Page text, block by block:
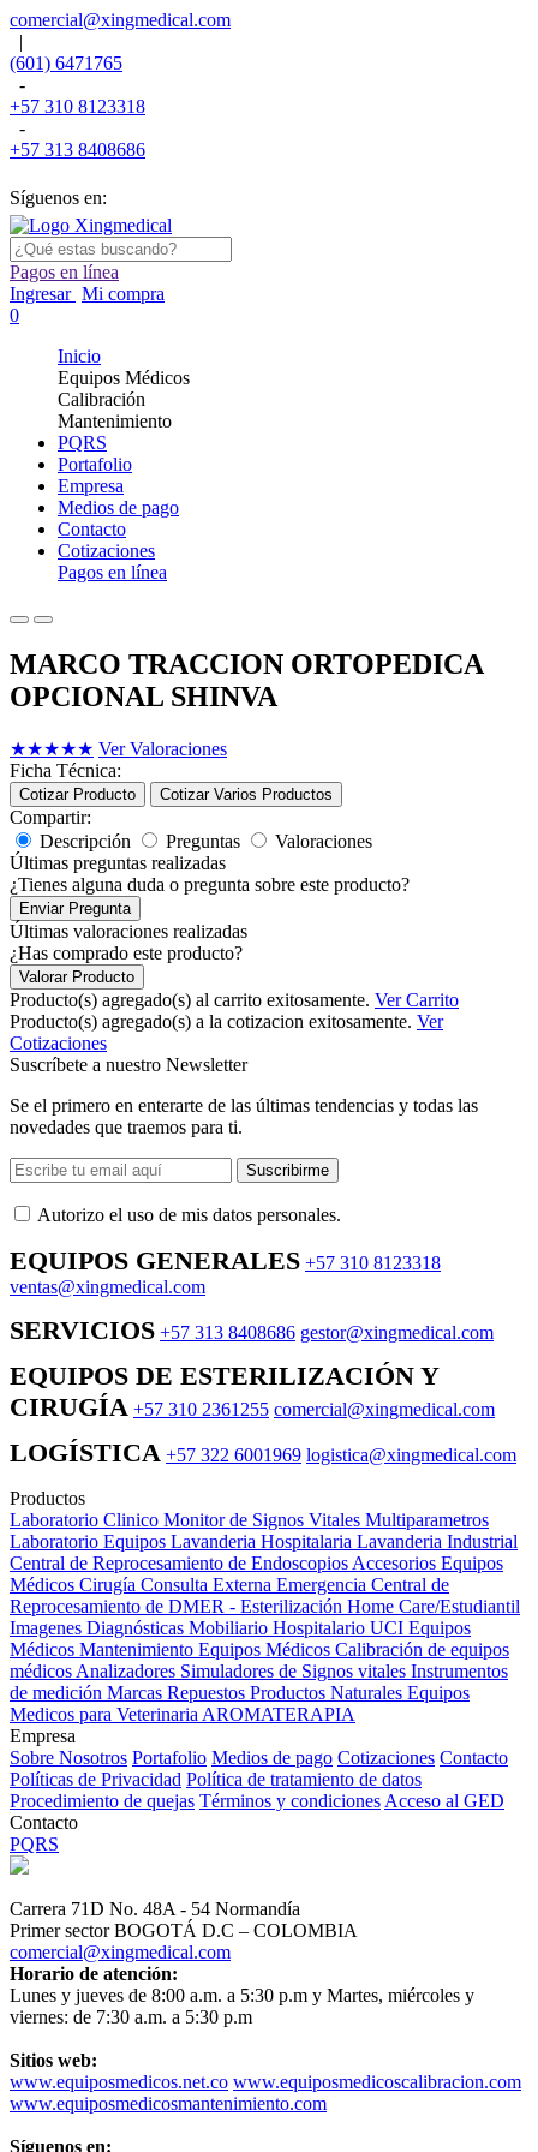
comercial@xingmedical.com
|
(601) 6471765
-
+57 310 8123318
-
+57 313 8408686
Síguenos en:
Pagos en línea
Ingresar Mi compra
0
Inicio
Equipos Médicos
Calibración
Mantenimiento
PQRS
Portafolio
Empresa
Medios de pago
Contacto
Cotizaciones
Pagos en línea
MARCO TRACCION ORTOPEDICA
OPCIONAL SHINVA
★★★★★ Ver Valoraciones
Ficha Técnica:
Cotizar Producto Cotizar Varios Productos
Compartir:
Descripción
Preguntas
Valoraciones
Últimas preguntas realizadas
¿Tienes alguna duda o pregunta sobre este producto?
Enviar Pregunta
Últimas valoraciones realizadas
¿Has comprado este producto?
Valorar Producto
Producto(s) agregado(s) al carrito exitosamente. Ver Carrito
Producto(s) agregado(s) a la cotizacion exitosamente. Ver
Cotizaciones
Suscríbete a nuestro Newsletter
Se el primero en enterarte de las últimas tendencias y todas las
novedades que traemos para ti.
Suscribirme
Autorizo ​​el uso de mis datos personales.
EQUIPOS GENERALES +57 310 8123318
ventas@xingmedical.com
SERVICIOS +57 313 8408686 gestor@xingmedical.com
EQUIPOS DE ESTERILIZACIÓN Y
CIRUGÍA +57 310 2361255 comercial@xingmedical.com
LOGÍSTICA +57 322 6001969 logistica@xingmedical.com
Productos
Laboratorio Clinico Monitor de Signos Vitales Multiparametros
Laboratorio Equipos Lavanderia Hospitalaria Lavanderia Industrial
Central de Reprocesamiento de Endoscopios Accesorios Equipos
Médicos Cirugía Consulta Externa Emergencia Central de
Reprocesamiento de DMER - Esterilización Home Care/Estudiantil
Imagenes Diagnósticas Mobiliario Hospitalario UCI Equipos
Médicos Mantenimiento Equipos Médicos Calibración de equipos
médicos Analizadores Simuladores de Signos vitales Instrumentos
de medición Marcas Repuestos Productos Naturales Equipos
Medicos para Veterinaria AROMATERAPIA
Empresa
Sobre Nosotros Portafolio Medios de pago Cotizaciones Contacto
Políticas de Privacidad Política de tratamiento de datos
Procedimiento de quejas Términos y condiciones Acceso al GED
Contacto
PQRS
Carrera 71D No. 48A - 54 Normandía
Primer sector BOGOTÁ D.C – COLOMBIA
comercial@xingmedical.com
Horario de atención:
Lunes y jueves de 8:00 a.m. a 5:30 p.m y Martes, miércoles y
viernes: de 7:30 a.m. a 5:30 p.m
Sitios web:
www.equiposmedicos.net.co www.equiposmedicoscalibracion.com
www.equiposmedicosmantenimiento.com
Síguenos en: